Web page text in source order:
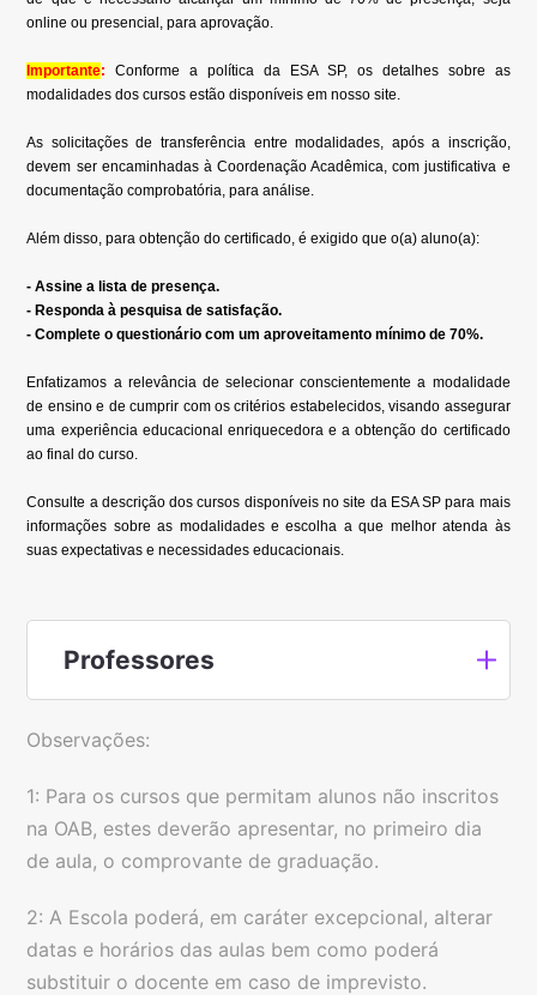
online ou presencial, para aprovação.
Importante:
Conforme a política da ESA SP, os detalhes sobre as
modalidades dos cursos estão disponíveis em nosso site.
As solicitações de transferência entre modalidades, após a inscrição,
devem ser encaminhadas à Coordenação Acadêmica, com justificativa e
documentação comprobatória, para análise.
Além disso, para obtenção do certificado, é exigido que o(a) aluno(a):
- Assine a lista de presença.
- Responda à pesquisa de satisfação.
- Complete o questionário com um aproveitamento mínimo de 70%.
Enfatizamos a relevância de selecionar conscientemente a modalidade
de ensino e de cumprir com os critérios estabelecidos, visando assegurar
uma experiência educacional enriquecedora e a obtenção do certificado
ao final do curso.
Consulte a descrição dos cursos disponíveis no site da ESA SP para mais
informações sobre as modalidades e escolha a que melhor atenda às
suas expectativas e necessidades educacionais.
Professores
Observações:
1: Para os cursos que permitam alunos não inscritos
na OAB, estes deverão apresentar, no primeiro dia
de aula, o comprovante de graduação.
2: A Escola poderá, em caráter excepcional, alterar
datas e horários das aulas bem como poderá
substituir o docente em caso de imprevisto.